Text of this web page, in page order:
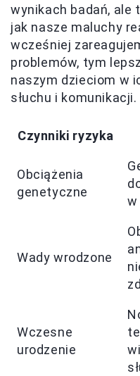
wynikach badań, ale
jak nasze maluchy
wcześniej
problemów, tym
naszym dzieciom w
słuchu i komunikacji.
Czynniki ryzyka
Obciążenia
genetyczne
w
Wady wrodzone
Wczesne
urodzenie